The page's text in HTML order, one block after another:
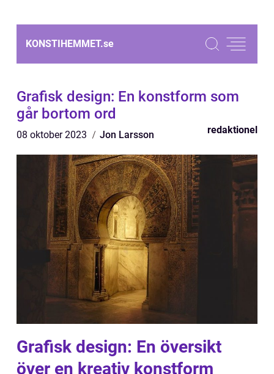
KONSTIHEMMET.se
Grafisk design: En konstform som
går bortom ord
08 oktober 2023 Jon Larsson redaktionel
Grafisk design: En översikt
över en kreativ konstform